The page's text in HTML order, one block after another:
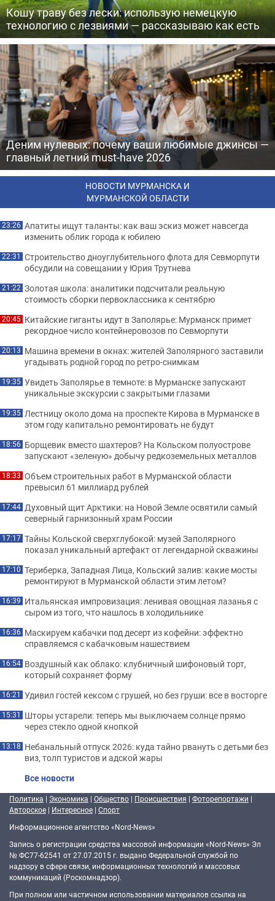
Кошу траву без лески: использую немецкую
технологию с лезвиями — рассказываю как есть
Деним нулевых: почему ваши любимые джинсы —
главный летний must-have 2026
НОВОСТИ МУРМАНСКА И
МУРМАНСКОЙ ОБЛАСТИ
23:26 Апатиты ищут таланты: как ваш эскиз может навсегда
изменить облик города к юбилею
22:31 Строительство дноуглубительного флота для Севморпути
обсудили на совещании у Юрия Трутнева
21:22 Золотая школа: аналитики подсчитали реальную
стоимость сборки первоклассника к сентябрю
20:45 Китайские гиганты идут в Заполярье: Мурманск примет
рекордное число контейнеровозов по Севморпути
20:13 Машина времени в окнах: жителей Заполярного заставили
угадывать родной город по ретро-снимкам
19:35 Увидеть Заполярье в темноте: в Мурманске запускают
уникальные экскурсии с закрытыми глазами
19:35 Лестницу около дома на проспекте Кирова в Мурманске в
этом году капитально ремонтировать не будут
18:56 Борщевик вместо шахтеров? На Кольском полуострове
запускают «зеленую» добычу редкоземельных металлов
18:33 Объем строительных работ в Мурманской области
превысил 61 миллиард рублей
17:44 Духовный щит Арктики: на Новой Земле освятили самый
северный гарнизонный храм России
17:17 Тайны Кольской сверхглубокой: музей Заполярного
показал уникальный артефакт от легендарной скважины
17:10 Териберка, Западная Лица, Кольский залив: какие мосты
ремонтируют в Мурманской области этим летом?
16:39 Итальянская импровизация: ленивая овощная лазанья с
сыром из того, что нашлось в холодильнике
16:36 Маскируем кабачки под десерт из кофейни: эффектно
справляемся с кабачковым нашествием
16:54 Воздушный как облако: клубничный шифоновый торт,
который сохраняет форму
16:21 Удивил гостей кексом с грушей, но без груши: все в восторге
15:31 Шторы устарели: теперь мы выключаем солнце прямо
через стекло одной кнопкой
13:18 Небанальный отпуск 2026: куда тайно рвануть с детьми без
виз, толп туристов и адской жары
Все новости
Политика | Экономика | Общество | Происшествия | Фоторепортажи |
Авторское | Интересное | Спорт
Информационное агентство «Nord-News»
Запись о регистрации средства массовой информации «Nord-News» Эл
№ ФС77-62541 от 27.07.2015 г. выдано Федеральной службой по
надзору в сфере связи, информационных технологий и массовых
коммуникаций (Роскомнадзор).
При полном или частичном использовании материалов ссылка на